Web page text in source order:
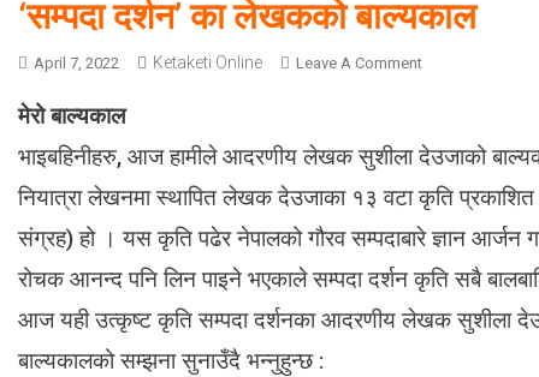
‘सम्पदा दर्शन’ का लेखकको बाल्यकाल
April 7, 2022 Ketaketi Online Leave A CommentO
स
दा
द
न
’
मेरो बाल्यकाल
भाइबहिनीहरु, आज हामीले आदरणीय लेखक सुशीला देउजाको
नियात्रा लेखनमा स्थापित लेखक देउजाका १३ वटा कृति प्रकाशित
संग्रह) हो । यस कृति पढेर नेपालको गौरव सम्पदाबारे ज्ञान
रोचक आनन्द पनि लिन पाइने भएकाले सम्पदा दर्शन कृति सबै
आज यही उत्कृष्ट कृति सम्पदा दर्शनका आदरणीय लेखक सुशीला
बाल्यकालको सम्झना सुनाउँदै भन्नुहुन्छ :